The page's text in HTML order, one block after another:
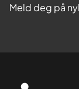
Meld deg på